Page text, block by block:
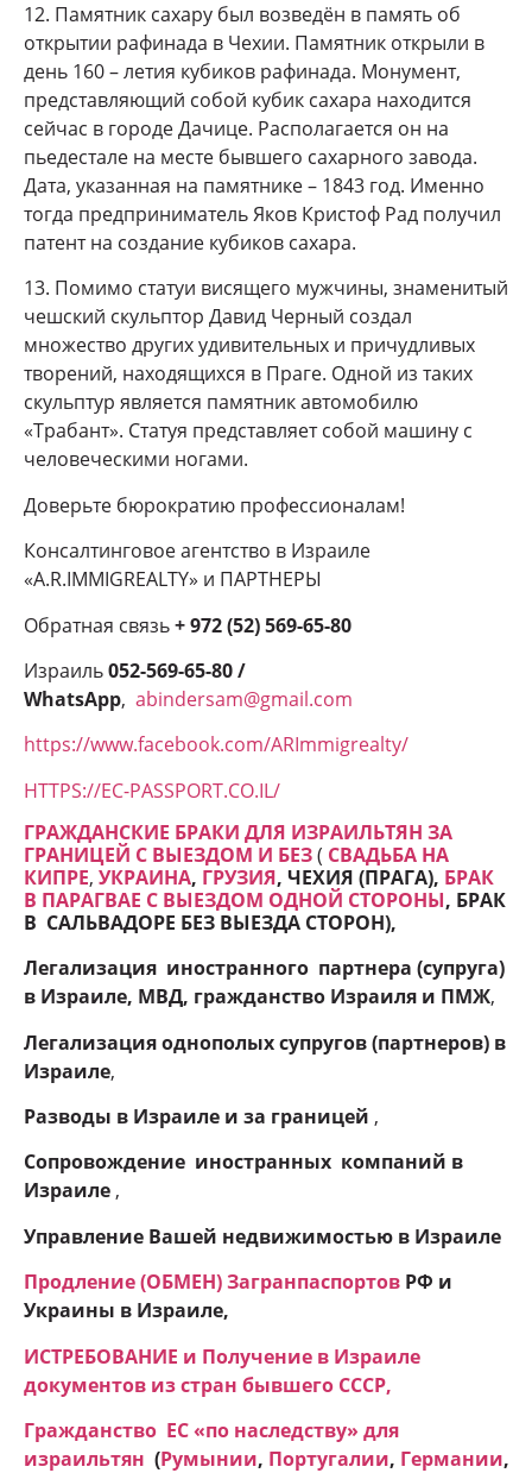
12. Памятник сахару был возведён в память об
открытии рафинада в Чехии. Памятник открыли в
день 160 – летия кубиков рафинада. Монумент,
представляющий собой кубик сахара находится
сейчас в городе Дачице. Располагается он на
пьедестале на месте бывшего сахарного завода.
Дата, указанная на памятнике – 1843 год. Именно
тогда предприниматель Яков Кристоф Рад получил
патент на создание кубиков сахара.
13. Помимо статуи висящего мужчины, знаменитый
чешский скульптор Давид Черный создал
множество других удивительных и причудливых
творений, находящихся в Праге. Одной из таких
скульптур является памятник автомобилю
«Трабант». Статуя представляет собой машину с
человеческими ногами.
Доверьте бюрократию профессионалам!
Консалтинговое агентство в Израиле
«A.R.IMMIGREALTY» и ПАРТНЕРЫ
Обратная связь+ 972 (52) 569-65-80
Израиль052-569-65-80 /
WhatsApp, abindersam@gmail.com
https://www.facebook.com/ARImmigrealty/
HTTPS://EC-PASSPORT.CO.IL/
ГРАЖДАНСКИЕ БРАКИ ДЛЯ ИЗРАИЛЬТЯН ЗА
ГРАНИЦЕЙ С ВЫЕЗДОМ И БЕЗ( СВАДЬБА НА
КИПРЕ, УКРАИНА, ГРУЗИЯ, ЧЕХИЯ (ПРАГА), БРАК
В ПАРАГВАЕ С ВЫЕЗДОМ ОДНОЙ СТОРОНЫ, БРАК
В САЛЬВАДОРЕ БЕЗ ВЫЕЗДА СТОРОН),
Легализация иностранного партнера (супруга)
в Израиле, МВД, гражданство Израиля и ПМЖ,
Легализация однополых супругов (партнеров) в
Израиле,
Разводы в Израиле и за границей ,
Сопровождение иностранных компаний в
Израиле ,
Управление Вашей недвижимостью в Израиле
Продление (ОБМЕН) Загранпаспортов РФ и
Украины в Израиле,
ИСТРЕБОВАНИЕ и Получение в Израиле
документов из стран бывшего СССР,
Гражданство ЕC «по наследству» для
израильтян (Румынии, Португалии, Германии,